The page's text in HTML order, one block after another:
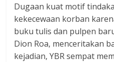
​Dugaan kuat motif
kekecewaan korban
buku tulis dan pulpen
Dion Roa, menceritakan
kejadian, YBR sempat